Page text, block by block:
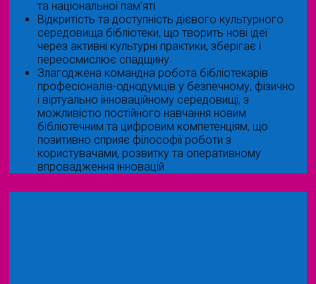
та національної пам’яті
Відкритість та доступність дієвого культурного
середовища бібліотеки, що творить нові ідеї
через активні культурні практики, зберігає і
переосмислює спадщину
Злагоджена командна робота бібліотекарів
професіоналів-однодумців у безпечному, фізично
і віртуально інноваційному середовищі, з
можливістю постійного навчання новим
бібліотечним та цифровим компетенціям, що
позитивно сприяє філософії роботи з
користувачами, розвитку та оперативному
впровадження інновацій.